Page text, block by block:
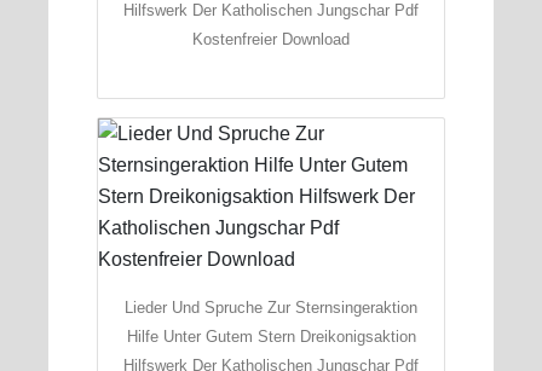
Hilfswerk Der Katholischen Jungschar Pdf
Kostenfreier Download
Lieder Und Spruche Zur Sternsingeraktion
Hilfe Unter Gutem Stern Dreikonigsaktion
Hilfswerk Der Katholischen Jungschar Pdf